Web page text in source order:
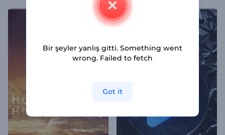
Bir şeyler yanlış gitti. Something went
wrong. Failed to fetch
Got it